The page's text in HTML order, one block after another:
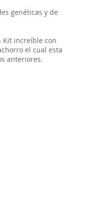
genéticas y de
Kit increíble con
el cual esta
anteriores.